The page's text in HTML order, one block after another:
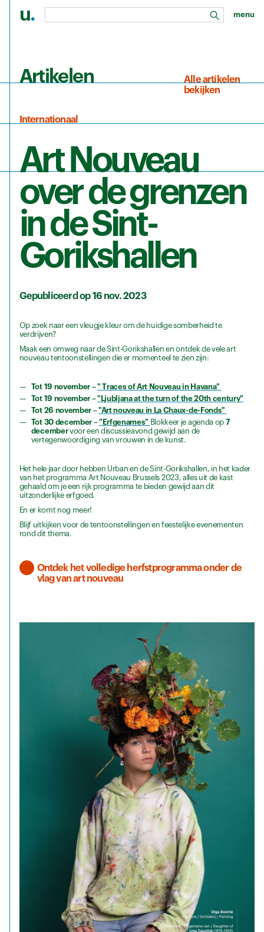
u. zoeken
menu
Artikelen
Alle artikelen
bekijken
Internationaal
Art Nouveau
over de grenzen
in de Sint-
Gorikshallen
Gepubliceerd op 16 nov. 2023
Op zoek naar een vleugje kleur om de huidige somberheid te
verdrijven?
Maak een omweg naar de Sint-Gorikshallen en ontdek de vele art
nouveau tentoonstellingen die er momenteel te zien zijn:
Tot 19 november –" Traces of Art Nouveau in Havana"
Tot 19 november –"Ljubljana at the turn of the 20th century"
Tot 26 november –"Art nouveau in La Chaux-de-Fonds"
Tot 30 december –"Erfgenames" Blokkeer je agenda op 7
decembervoor een discussieavond gewijd aan de
vertegenwoordiging van vrouwen in de kunst.
Het hele jaar door hebben Urban en de Sint-Gorikshallen, in het kader
van het programma Art Nouveau Brussels 2023, alles uit de kast
gehaald om je een rijk programma te bieden gewijd aan dit
uitzonderlijke erfgoed.
En er komt nog meer!
Blijf uitkijken voor de tentoonstellingen en feestelijke evenementen
rond dit thema.
Ontdek het volledige herfstprogramma onder de
vlag van art nouveau